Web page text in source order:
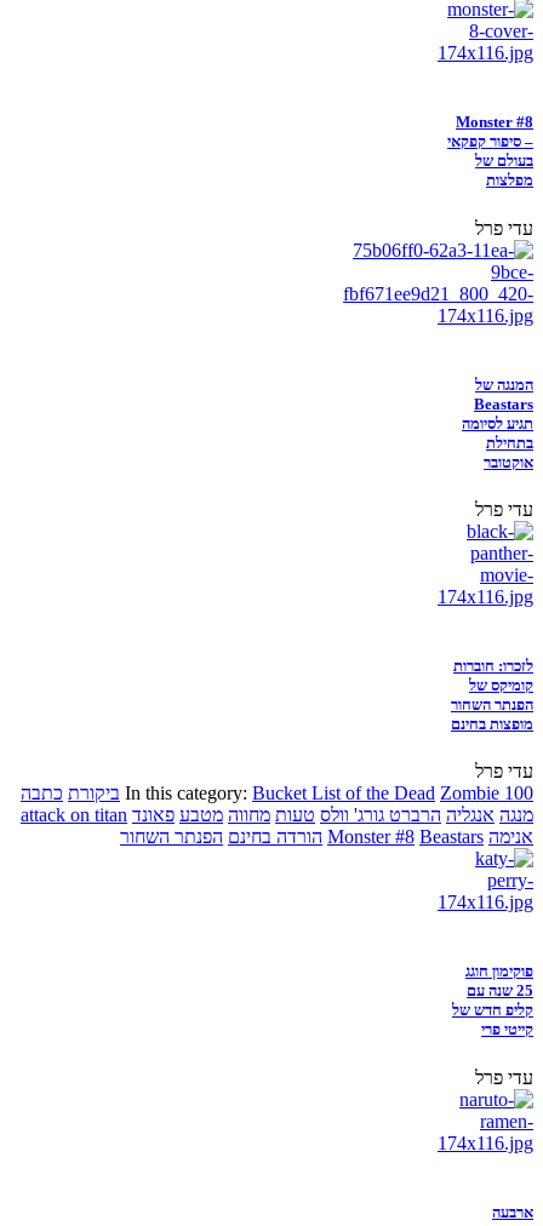
Monster #8
– סיפור קפקאי
בעולם של
מפלצות
עדי פרל
המנגה של
Beastars
תגיע לסיומה
בתחילת
אוקטובר
עדי פרל
לזכרו: חוברות
קומיקס של
הפנתר השחור
מופצות בחינם
עדי פרל
In this category: Bucket List of the Dead Zombie 100 ביקורת כתבה
מנגה אנגליה הרברט גורג' וולס טעות מחווה מטבע פאונד attack on titan
אנימה
Monster #8 Beastars הורדה בחינם הפנתר השחור
פוקימון חוגג
25 שנה עם
קליפ חדש של
קייטי פרי
עדי פרל
ארבעה